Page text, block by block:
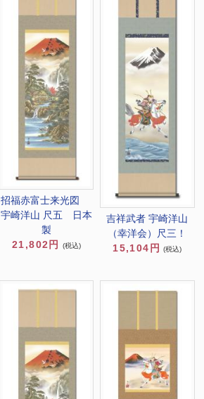
招福赤富士来光図
宇崎洋山 尺五 日本
製
21,802円
(税込)
吉祥武者 宇崎洋山
（幸洋会）尺三！
15,104円
(税込)